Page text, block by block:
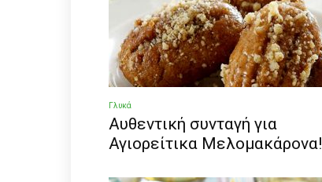
Γλυκά
Αυθεντική συνταγή για
Αγιορείτικα Μελομακάρονα!